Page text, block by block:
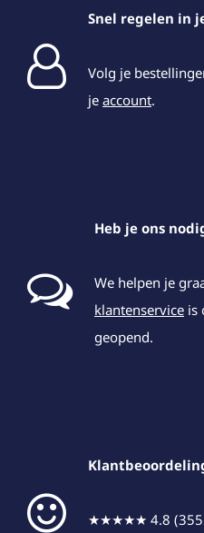
Snel regelen in
Volg je
je account.
Heb je ons
We helpen je
klantenservice is
geopend.
★★★★★ 4.8